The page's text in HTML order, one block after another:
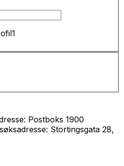
1
Postboks 1900
Stortingsgata 28,